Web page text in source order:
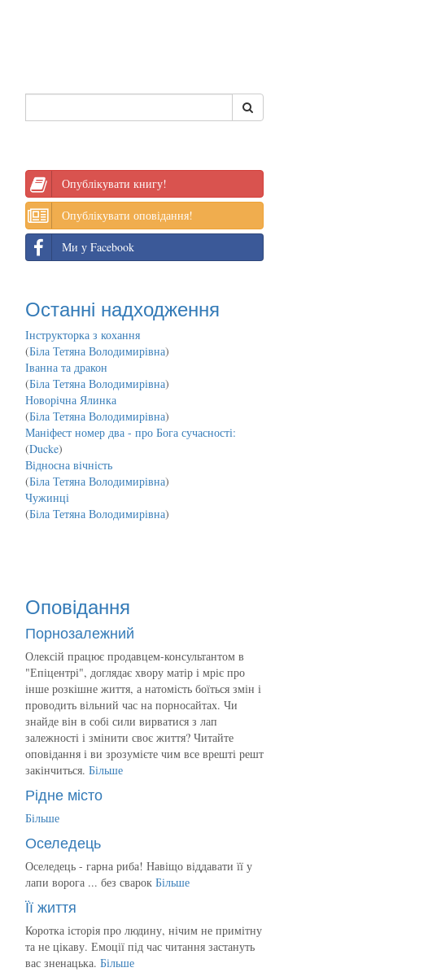
Опублікувати книгу!
Опублікувати оповідання!
Ми у Facebook
Останні надходження
Інструкторка з кохання
(Біла Тетяна Володимирівна)
Іванна та дракон
(Біла Тетяна Володимирівна)
Новорічна Ялинка
(Біла Тетяна Володимирівна)
Маніфест номер два - про Бога сучасності:
(Ducke)
Відносна вічність
(Біла Тетяна Володимирівна)
Чужинці
(Біла Тетяна Володимирівна)
Оповідання
Порнозалежний
Олексій працює продавцем-консультантом в
"Епіцентрі", доглядає хвору матір і мріє про
інше розкішне життя, а натомість боїться змін і
проводить вільний час на порносайтах. Чи
знайде він в собі сили вирватися з лап
залежності і змінити своє життя? Читайте
оповідання і ви зрозумієте чим все врешті решт
закінчиться. Більше
Рідне місто
Більше
Оселедець
Оселедець - гарна риба! Навіщо віддавати її у
лапи ворога ... без сварок Більше
Її життя
Коротка історія про людину, нічим не примітну
та не цікаву. Емоції під час читання застануть
вас зненацька. Більше